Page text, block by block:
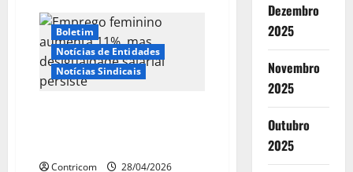
da
Segurança
&
Saúde
no
Trabalho
Boletim
Notícias de Entidades
Notícias Sindicais
Contricom 28/04/2026
Dezembro
2025
Novembro
2025
Outubro
2025